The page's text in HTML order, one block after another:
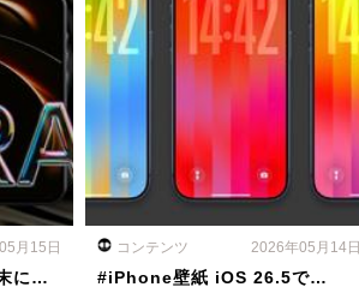
月15日
に…
コンテンツ 2026年05月14日
#iPhone壁紙 iOS 26.5で…